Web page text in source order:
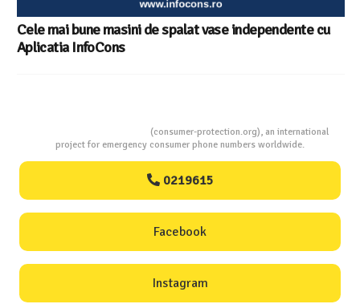
Cele mai bune masini de spalat vase independente cu
Aplicatia InfoCons
(consumer-protection.org), an international
project for emergency consumer phone numbers worldwide.
0219615
Facebook
Instagram